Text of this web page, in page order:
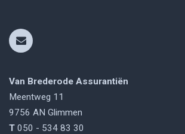
Van Brederode Assurantiën
Meentweg 11
9756 AN Glimmen
T 050 - 534 83 30